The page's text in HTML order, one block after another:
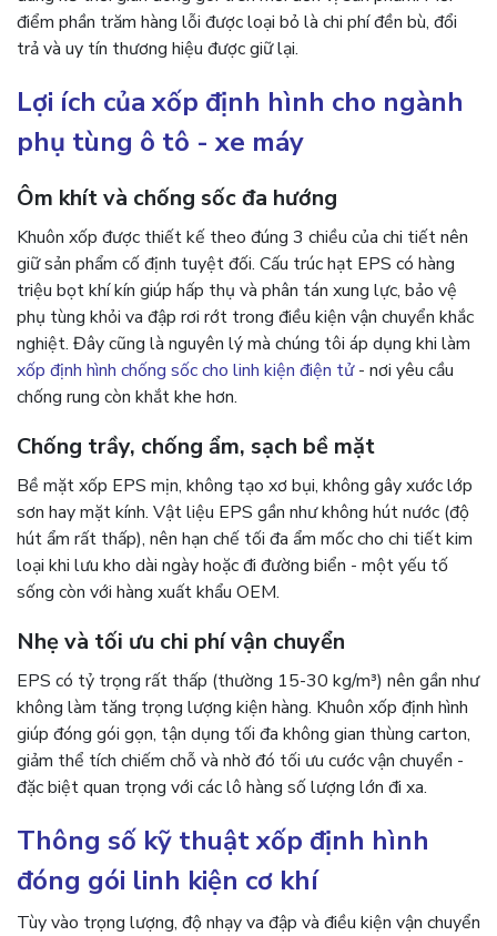
điểm phần trăm hàng lỗi được loại bỏ là chi phí đền bù, đổi
trả và uy tín thương hiệu được giữ lại.
Lợi ích của xốp định hình cho ngành
phụ tùng ô tô - xe máy
Ôm khít và chống sốc đa hướng
Khuôn xốp được thiết kế theo đúng 3 chiều của chi tiết nên
giữ sản phẩm cố định tuyệt đối. Cấu trúc hạt EPS có hàng
triệu bọt khí kín giúp hấp thụ và phân tán xung lực, bảo vệ
phụ tùng khỏi va đập rơi rớt trong điều kiện vận chuyển khắc
nghiệt. Đây cũng là nguyên lý mà chúng tôi áp dụng khi làm
xốp định hình chống sốc cho linh kiện điện tử- nơi yêu cầu
chống rung còn khắt khe hơn.
Chống trầy, chống ẩm, sạch bề mặt
Bề mặt xốp EPS mịn, không tạo xơ bụi, không gây xước lớp
sơn hay mặt kính. Vật liệu EPS gần như không hút nước (độ
hút ẩm rất thấp), nên hạn chế tối đa ẩm mốc cho chi tiết kim
loại khi lưu kho dài ngày hoặc đi đường biển - một yếu tố
sống còn với hàng xuất khẩu OEM.
Nhẹ và tối ưu chi phí vận chuyển
EPS có tỷ trọng rất thấp (thường 15-30 kg/m³) nên gần như
không làm tăng trọng lượng kiện hàng. Khuôn xốp định hình
giúp đóng gói gọn, tận dụng tối đa không gian thùng carton,
giảm thể tích chiếm chỗ và nhờ đó tối ưu cước vận chuyển -
đặc biệt quan trọng với các lô hàng số lượng lớn đi xa.
Thông số kỹ thuật xốp định hình
đóng gói linh kiện cơ khí
Tùy vào trọng lượng, độ nhạy va đập và điều kiện vận chuyển